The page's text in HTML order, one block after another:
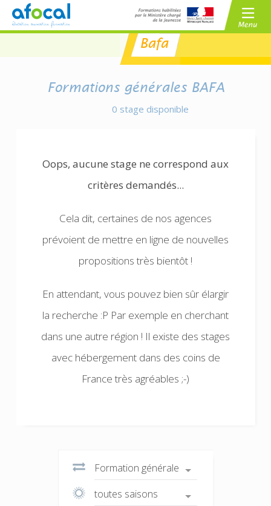
BAFA
BPJEPS
/
CPJEPS
Bafa
Formations généralesBAFA
0 stage disponible
Oops, aucune stage ne correspond aux
critères demandés...
Cela dit, certaines de nos agences
prévoient de mettre en ligne de nouvelles
propositions très bientôt !
En attendant, vous pouvez bien sûr élargir
la recherche :P Par exemple en cherchant
dans une autre région ! Il existe des stages
avec hébergement dans des coins de
France très agréables ;-)